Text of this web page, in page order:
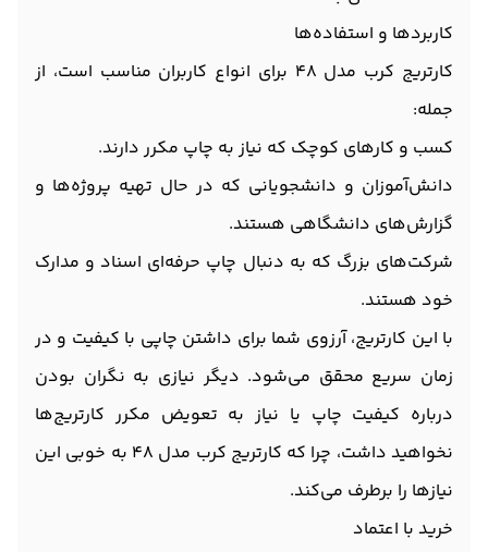
کاربردها و استفاده‌ها
کارتریج کرب مدل 48 برای انواع کاربران مناسب است، از
جمله:
کسب و کارهای کوچک که نیاز به چاپ مکرر دارند.
دانش‌آموزان و دانشجویانی که در حال تهیه پروژه‌ها و
گزارش‌های دانشگاهی هستند.
شرکت‌های بزرگ که به دنبال چاپ حرفه‌ای اسناد و مدارک
خود هستند.
با این کارتریج، آرزوی شما برای داشتن چاپی با کیفیت و در
زمان سریع محقق می‌شود. دیگر نیازی به نگران بودن
درباره کیفیت چاپ یا نیاز به تعویض مکرر کارتریج‌ها
نخواهید داشت، چرا که کارتریج کرب مدل 48 به خوبی این
نیازها را برطرف می‌کند.
خرید با اعتماد